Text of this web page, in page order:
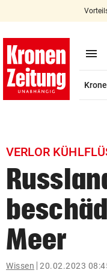
account_circle Anmelden
bookmark
search
Suchbegriff
eingeben
menu
VERLOR
Meer
Wissen 20.02.2023